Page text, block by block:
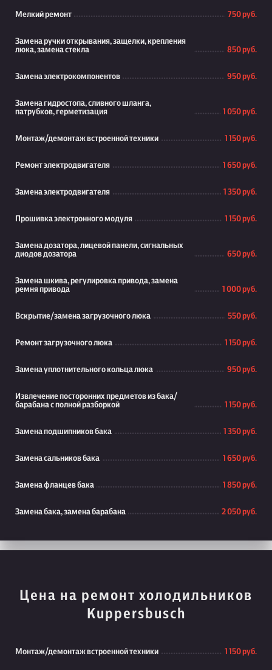
Мелкий ремонт 750 руб.
Замена ручки открывания, защелки, крепления
люка, замена стекла
850 руб.
Замена электрокомпонентов 950 руб.
Замена гидростопа, сливного шланга,
патрубков, герметизация
1 050 руб.
Монтаж/демонтаж встроенной техники 1 150 руб.
Ремонт электродвигателя 1 650 руб.
Замена электродвигателя 1 350 руб.
Прошивка электронного модуля 1 150 руб.
Замена дозатора, лицевой панели, сигнальных
диодов дозатора
650 руб.
Замена шкива, регулировка привода, замена
ремня привода
1 000 руб.
Вскрытие/замена загрузочного люка 550 руб.
Ремонт загрузочного люка 1 150 руб.
Замена уплотнительного кольца люка 950 руб.
Извлечение посторонних предметов из бака/
барабана с полной разборкой
1 150 руб.
Замена подшипников бака 1 350 руб.
Замена сальников бака 1 650 руб.
Замена фланцев бака 1 850 руб.
Замена бака, замена барабана 2 050 руб.
Цена на ремонт холодильников
Kuppersbusch
Монтаж/демонтаж встроенной техники 1 150 руб.